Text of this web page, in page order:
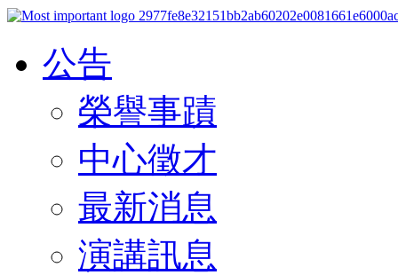
公告
榮譽事蹟
中心徵才
最新消息
演講訊息